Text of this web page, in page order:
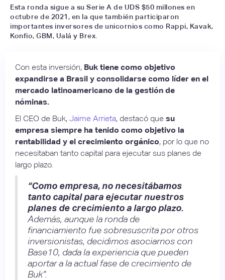
Esta ronda sigue a su Serie A de UDS $50 millones en
octubre de 2021, en la que también participaron
importantes inversores de unicornios como Rappi, Kavak,
Konfio, GBM, Ualá y Brex.
Con esta inversión, Buk tiene como objetivo
expandirse a Brasil y consolidarse como líder en el
mercado latinoamericano de la gestión de
nóminas.
El CEO de Buk, Jaime Arrieta, destacó que su
empresa siempre ha tenido como objetivo la
rentabilidad y el crecimiento orgánico, por lo que no
necesitaban tanto capital para ejecutar sus planes de
largo plazo.
“Como empresa, no necesitábamos
tanto capital para ejecutar nuestros
planes de crecimiento a largo plazo.
Además, aunque la ronda de
financiamiento fue sobresuscrita por otros
inversionistas, decidimos asociarnos con
Base10, dada la experiencia que pueden
aportar a la actual fase de crecimiento de
Buk”.